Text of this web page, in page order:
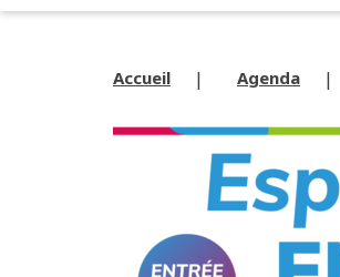
Accueil Agenda